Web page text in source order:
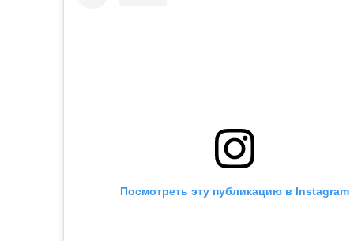
Посмотреть эту публикацию в Instagram